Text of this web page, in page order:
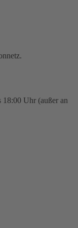
18:00 Uhr (außer an